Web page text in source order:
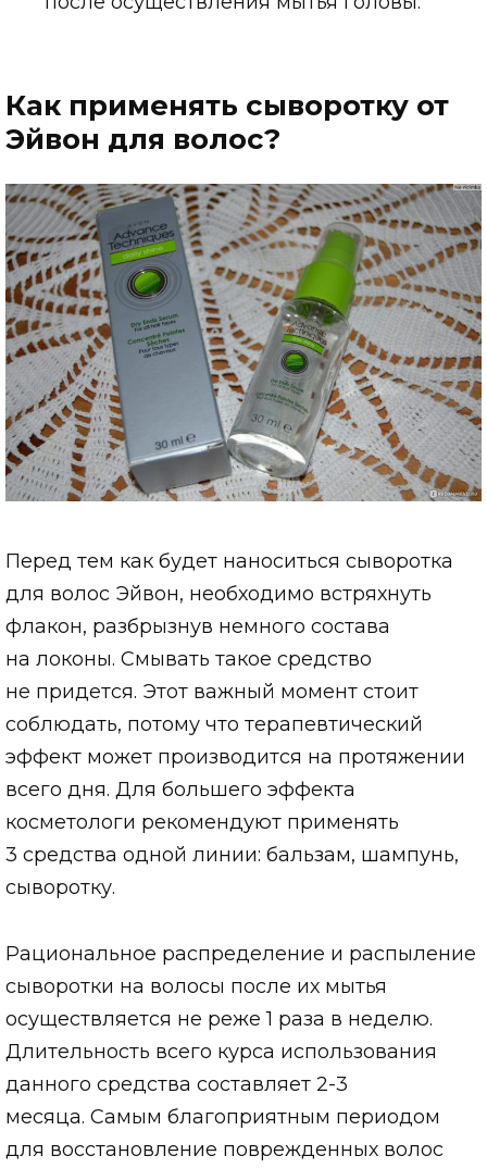
Как применять сыворотку от
Эйвон для волос?
Перед тем как будет наноситься сыворотка
для волос Эйвон, необходимо встряхнуть
флакон, разбрызнув немного состава
на локоны. Смывать такое средство
не придется. Этот важный момент стоит
соблюдать, потому что терапевтический
эффект может производится на протяжении
всего дня. Для большего эффекта
косметологи рекомендуют применять
3 средства одной линии: бальзам, шампунь,
сыворотку.
Рациональное распределение и распыление
сыворотки на волосы после их мытья
осуществляется не реже 1 раза в неделю.
Длительность всего курса использования
данного средства составляет 2-3
месяца. Самым благоприятным периодом
для восстановление поврежденных волос